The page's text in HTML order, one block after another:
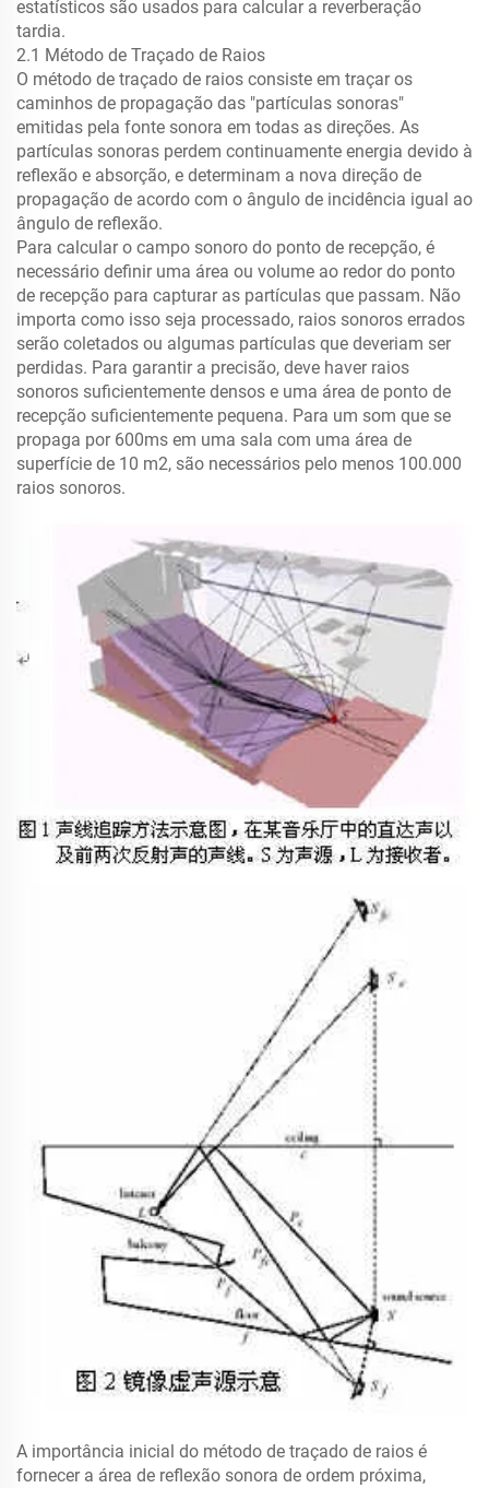
estatísticos são usados para calcular a reverberação
tardia.
2.1 Método de Traçado de Raios
O método de traçado de raios consiste em traçar os
caminhos de propagação das "partículas sonoras"
emitidas pela fonte sonora em todas as direções. As
partículas sonoras perdem continuamente energia devido à
reflexão e absorção, e determinam a nova direção de
propagação de acordo com o ângulo de incidência igual ao
ângulo de reflexão.
Para calcular o campo sonoro do ponto de recepção, é
necessário definir uma área ou volume ao redor do ponto
de recepção para capturar as partículas que passam. Não
importa como isso seja processado, raios sonoros errados
serão coletados ou algumas partículas que deveriam ser
perdidas. Para garantir a precisão, deve haver raios
sonoros suficientemente densos e uma área de ponto de
recepção suficientemente pequena. Para um som que se
propaga por 600ms em uma sala com uma área de
superfície de 10 m2, são necessários pelo menos 100.000
raios sonoros.
A importância inicial do método de traçado de raios é
fornecer a área de reflexão sonora de ordem próxima,